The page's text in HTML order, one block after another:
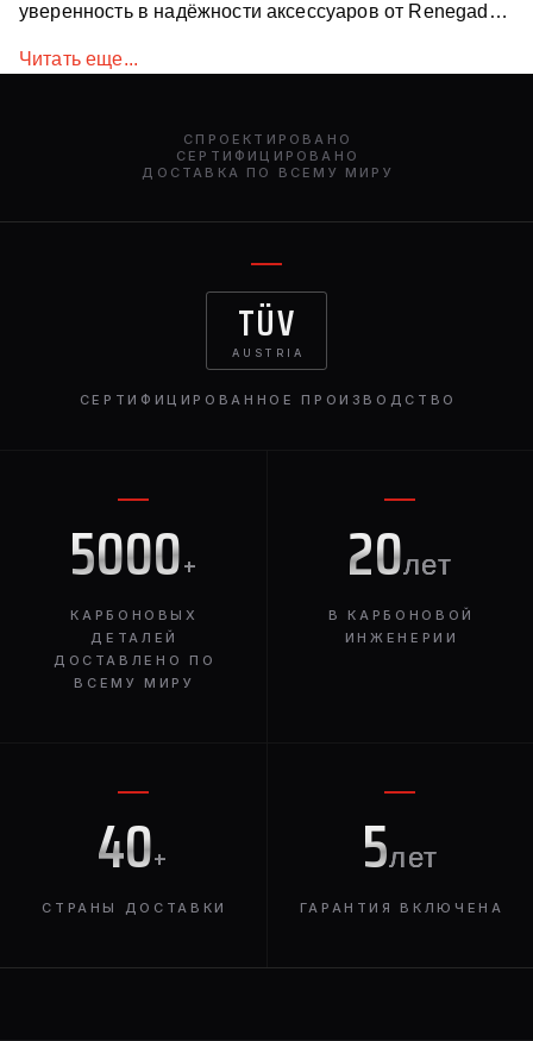
уверенность в надёжности аксессуаров от Renegade
всяких сомнений отлично смотрятся на автомобиле и
выделит его из толпы.
Читать еще...
СПРОЕКТИРОВАНО
СЕРТИФИЦИРОВАНО
ДОСТАВКА ПО ВСЕМУ МИРУ
5000+
КАРБОНОВЫХ
ДЕТАЛЕЙ
ДОСТАВЛЕНО ПО
ВСЕМУ МИРУ
20лет
В КАРБОНОВОЙ
ИНЖЕНЕРИИ
TÜV
AUSTRIA
СЕРТИФИЦИРОВАННОЕ ПРОИЗВОДСТВО
40+
СТРАНЫ ДОСТАВКИ
5лет
ГАРАНТИЯ ВКЛЮЧЕНА